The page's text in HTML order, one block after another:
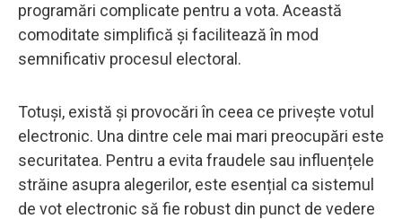
programări complicate pentru a vota. Această
comoditate simplifică și facilitează în mod
semnificativ procesul electoral.
Totuși, există și provocări în ceea ce privește votul
electronic. Una dintre cele mai mari preocupări este
securitatea. Pentru a evita fraudele sau influențele
străine asupra alegerilor, este esențial ca sistemul
de vot electronic să fie robust din punct de vedere